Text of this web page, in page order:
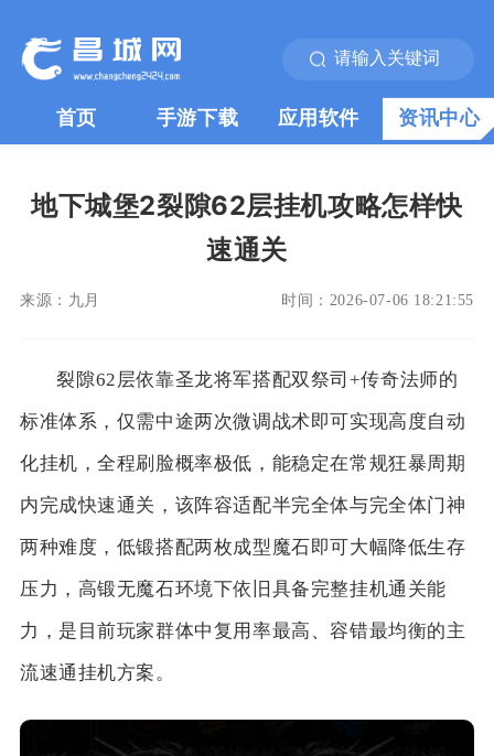
首页 手游下载 应用软件 资讯中心
地下城堡2裂隙62层挂机攻略怎样快
速通关
来源： 九月 时间： 2026-07-06 18:21:55
裂隙62层依靠圣龙将军搭配双祭司+传奇法师的
标准体系，仅需中途两次微调战术即可实现高度自动
化挂机，全程刷脸概率极低，能稳定在常规狂暴周期
内完成快速通关，该阵容适配半完全体与完全体门神
两种难度，低锻搭配两枚成型魔石即可大幅降低生存
压力，高锻无魔石环境下依旧具备完整挂机通关能
力，是目前玩家群体中复用率最高、容错最均衡的主
流速通挂机方案。